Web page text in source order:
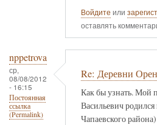
Войдите или
оставлять
nppetrova
ср,
08/08/2012
- 16:15
Постоянная
ссылка
(Permalink)
Re: Деревни
Как бы узнать. Мой
Васильевич
Чапаевского